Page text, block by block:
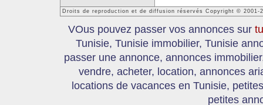
Droits de reproduction et de diffusion réservés Copyright © 2001-
VOus pouvez passer vos annonces sur
Tunisie, Tunisie immobilier, Tunisie
passer une annonce, annonces
vendre, acheter, location, annonces
locations de vacances en Tunisie,
petites